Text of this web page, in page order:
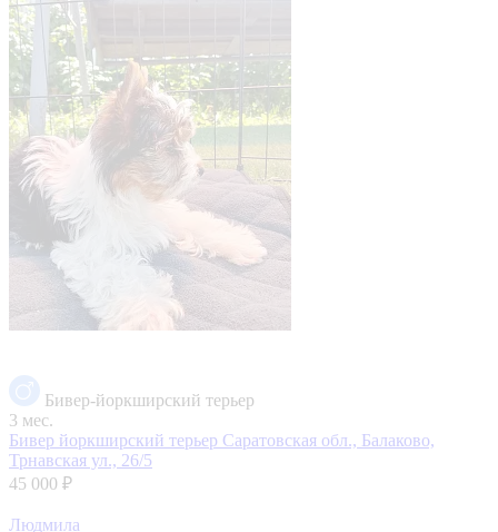
Бивер-йоркширский терьер
3 мес.
Бивер йоркширский терьер Саратовская обл., Балаково,
Трнавская ул., 26/5
45 000 ₽
Людмила